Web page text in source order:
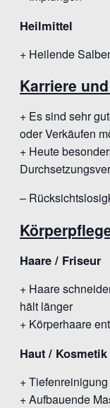
Heilmittel
+ Heilende
Karriere
+ Es sind sehr
oder Verkäufen
+ Heute
–
Haare / Friseur
+ Haare
hält länger
+ Körperhaare
Haut / Kosmetik
+
+ Aufbauende